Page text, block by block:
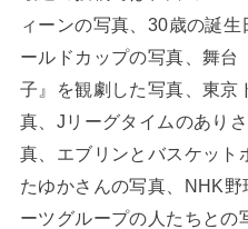
ィーンの写真、30歳の誕
ールドカップの写真、舞台
子』を観劇した写真、東京
真、Jリーグタイムのあり
真、エブリンとバスケット
たゆかさんの写真、NHK
ーツグループの人たちとの